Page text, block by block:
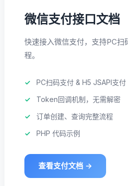
微信支付接口文档
快速接入微信支付，支持PC
程。
PC扫码支付 & H5 JSAPI支付
Token回调机制，无需解密
订单创建、查询完整流程
PHP 代码示例
查看支付文档 →